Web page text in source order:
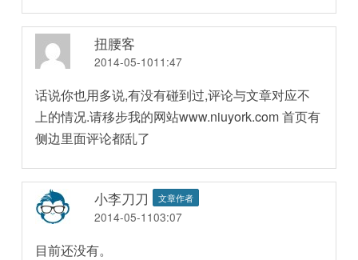
扭腰客
2014-05-1011:47
话说你也用多说,有没有碰到过,评论与文章对应不
上的情况.请移步我的网站www.niuyork.com 首页有
侧边里面评论都乱了
小李刀刀 文章作者
2014-05-1103:07
目前还没有。